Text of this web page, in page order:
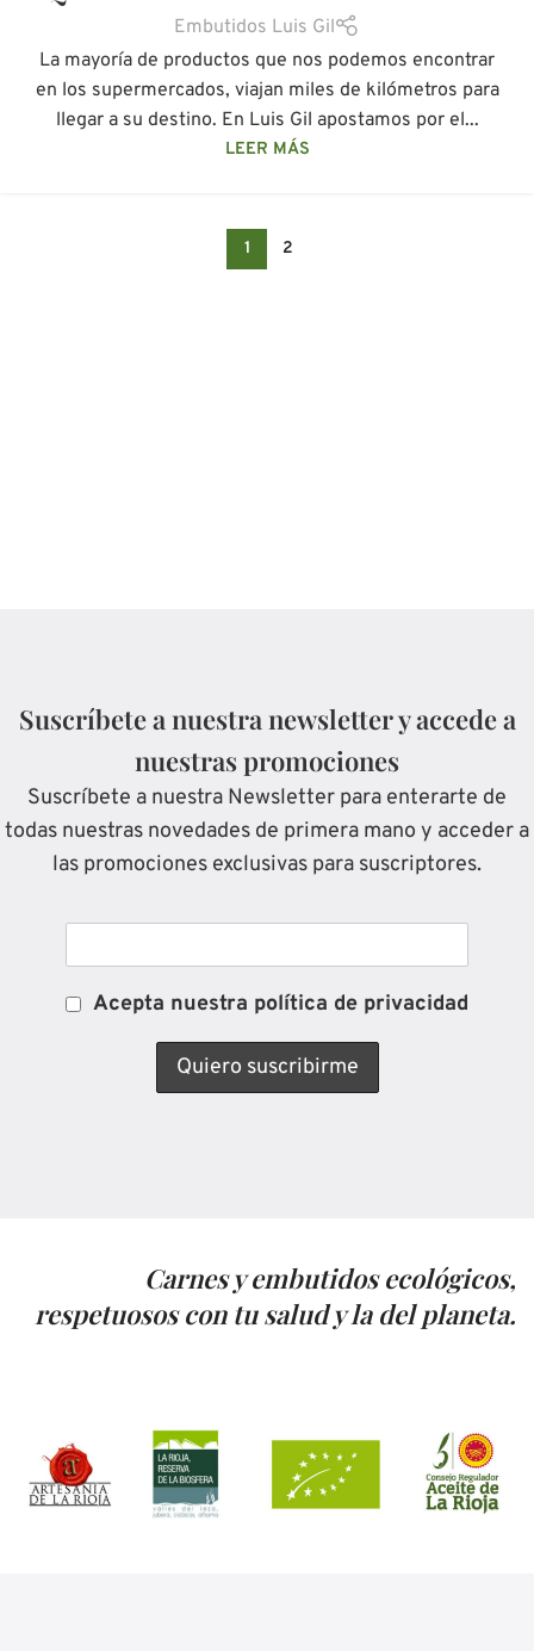
Embutidos Luis Gil
La mayoría de productos que nos podemos encontrar
en los supermercados, viajan miles de kilómetros para
llegar a su destino. En Luis Gil apostamos por el...
LEER MÁS
1 2
Suscríbete a nuestra newsletter y accede a
nuestras promociones
Suscríbete a nuestra Newsletter para enterarte de
todas nuestras novedades de primera mano y acceder a
las promociones exclusivas para suscriptores.
Acepta nuestra política de privacidad
Carnes y embutidos ecológicos,
respetuosos con tu salud y la del planeta.